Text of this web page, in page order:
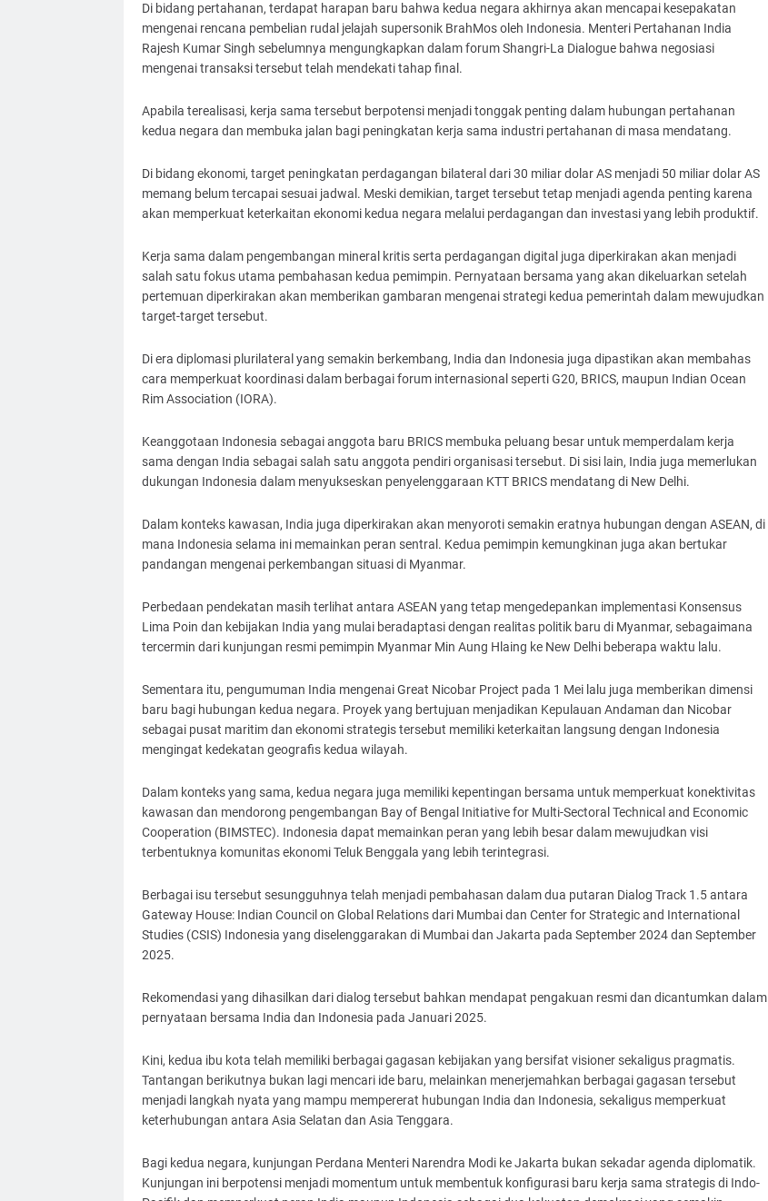
Di bidang pertahanan, terdapat harapan baru bahwa kedua negara akhirnya akan mencapai kesepakatan
mengenai rencana pembelian rudal jelajah supersonik BrahMos oleh Indonesia. Menteri Pertahanan India
Rajesh Kumar Singh sebelumnya mengungkapkan dalam forum Shangri-La Dialogue bahwa negosiasi
mengenai transaksi tersebut telah mendekati tahap final.
Apabila terealisasi, kerja sama tersebut berpotensi menjadi tonggak penting dalam hubungan pertahanan
kedua negara dan membuka jalan bagi peningkatan kerja sama industri pertahanan di masa mendatang.
Di bidang ekonomi, target peningkatan perdagangan bilateral dari 30 miliar dolar AS menjadi 50 miliar dolar AS
memang belum tercapai sesuai jadwal. Meski demikian, target tersebut tetap menjadi agenda penting karena
akan memperkuat keterkaitan ekonomi kedua negara melalui perdagangan dan investasi yang lebih produktif.
Kerja sama dalam pengembangan mineral kritis serta perdagangan digital juga diperkirakan akan menjadi
salah satu fokus utama pembahasan kedua pemimpin. Pernyataan bersama yang akan dikeluarkan setelah
pertemuan diperkirakan akan memberikan gambaran mengenai strategi kedua pemerintah dalam mewujudkan
target-target tersebut.
Di era diplomasi plurilateral yang semakin berkembang, India dan Indonesia juga dipastikan akan membahas
cara memperkuat koordinasi dalam berbagai forum internasional seperti G20, BRICS, maupun Indian Ocean
Rim Association (IORA).
Keanggotaan Indonesia sebagai anggota baru BRICS membuka peluang besar untuk memperdalam kerja
sama dengan India sebagai salah satu anggota pendiri organisasi tersebut. Di sisi lain, India juga memerlukan
dukungan Indonesia dalam menyukseskan penyelenggaraan KTT BRICS mendatang di New Delhi.
Dalam konteks kawasan, India juga diperkirakan akan menyoroti semakin eratnya hubungan dengan ASEAN, di
mana Indonesia selama ini memainkan peran sentral. Kedua pemimpin kemungkinan juga akan bertukar
pandangan mengenai perkembangan situasi di Myanmar.
Perbedaan pendekatan masih terlihat antara ASEAN yang tetap mengedepankan implementasi Konsensus
Lima Poin dan kebijakan India yang mulai beradaptasi dengan realitas politik baru di Myanmar, sebagaimana
tercermin dari kunjungan resmi pemimpin Myanmar Min Aung Hlaing ke New Delhi beberapa waktu lalu.
Sementara itu, pengumuman India mengenai Great Nicobar Project pada 1 Mei lalu juga memberikan dimensi
baru bagi hubungan kedua negara. Proyek yang bertujuan menjadikan Kepulauan Andaman dan Nicobar
sebagai pusat maritim dan ekonomi strategis tersebut memiliki keterkaitan langsung dengan Indonesia
mengingat kedekatan geografis kedua wilayah.
Dalam konteks yang sama, kedua negara juga memiliki kepentingan bersama untuk memperkuat konektivitas
kawasan dan mendorong pengembangan Bay of Bengal Initiative for Multi-Sectoral Technical and Economic
Cooperation (BIMSTEC). Indonesia dapat memainkan peran yang lebih besar dalam mewujudkan visi
terbentuknya komunitas ekonomi Teluk Benggala yang lebih terintegrasi.
Berbagai isu tersebut sesungguhnya telah menjadi pembahasan dalam dua putaran Dialog Track 1.5 antara
Gateway House: Indian Council on Global Relations dari Mumbai dan Center for Strategic and International
Studies (CSIS) Indonesia yang diselenggarakan di Mumbai dan Jakarta pada September 2024 dan September
2025.
Rekomendasi yang dihasilkan dari dialog tersebut bahkan mendapat pengakuan resmi dan dicantumkan dalam
pernyataan bersama India dan Indonesia pada Januari 2025.
Kini, kedua ibu kota telah memiliki berbagai gagasan kebijakan yang bersifat visioner sekaligus pragmatis.
Tantangan berikutnya bukan lagi mencari ide baru, melainkan menerjemahkan berbagai gagasan tersebut
menjadi langkah nyata yang mampu mempererat hubungan India dan Indonesia, sekaligus memperkuat
keterhubungan antara Asia Selatan dan Asia Tenggara.
Bagi kedua negara, kunjungan Perdana Menteri Narendra Modi ke Jakarta bukan sekadar agenda diplomatik.
Kunjungan ini berpotensi menjadi momentum untuk membentuk konfigurasi baru kerja sama strategis di Indo-